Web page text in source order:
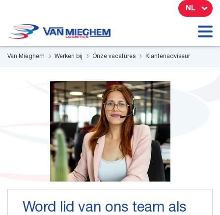
NL
Van Mieghem Werken bij Onze vacatures Klantenadviseur
Word lid van ons team als